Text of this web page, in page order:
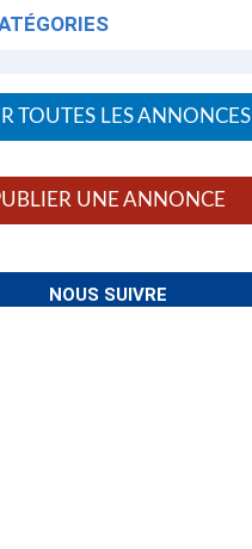
TOUTES LES ANNONCES
UNE ANNONCE
NOUS SUIVRE